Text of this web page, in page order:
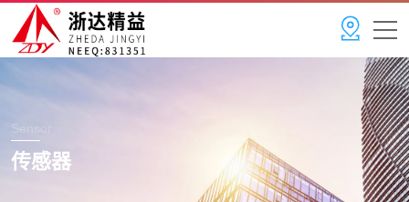
Sensor
传感器